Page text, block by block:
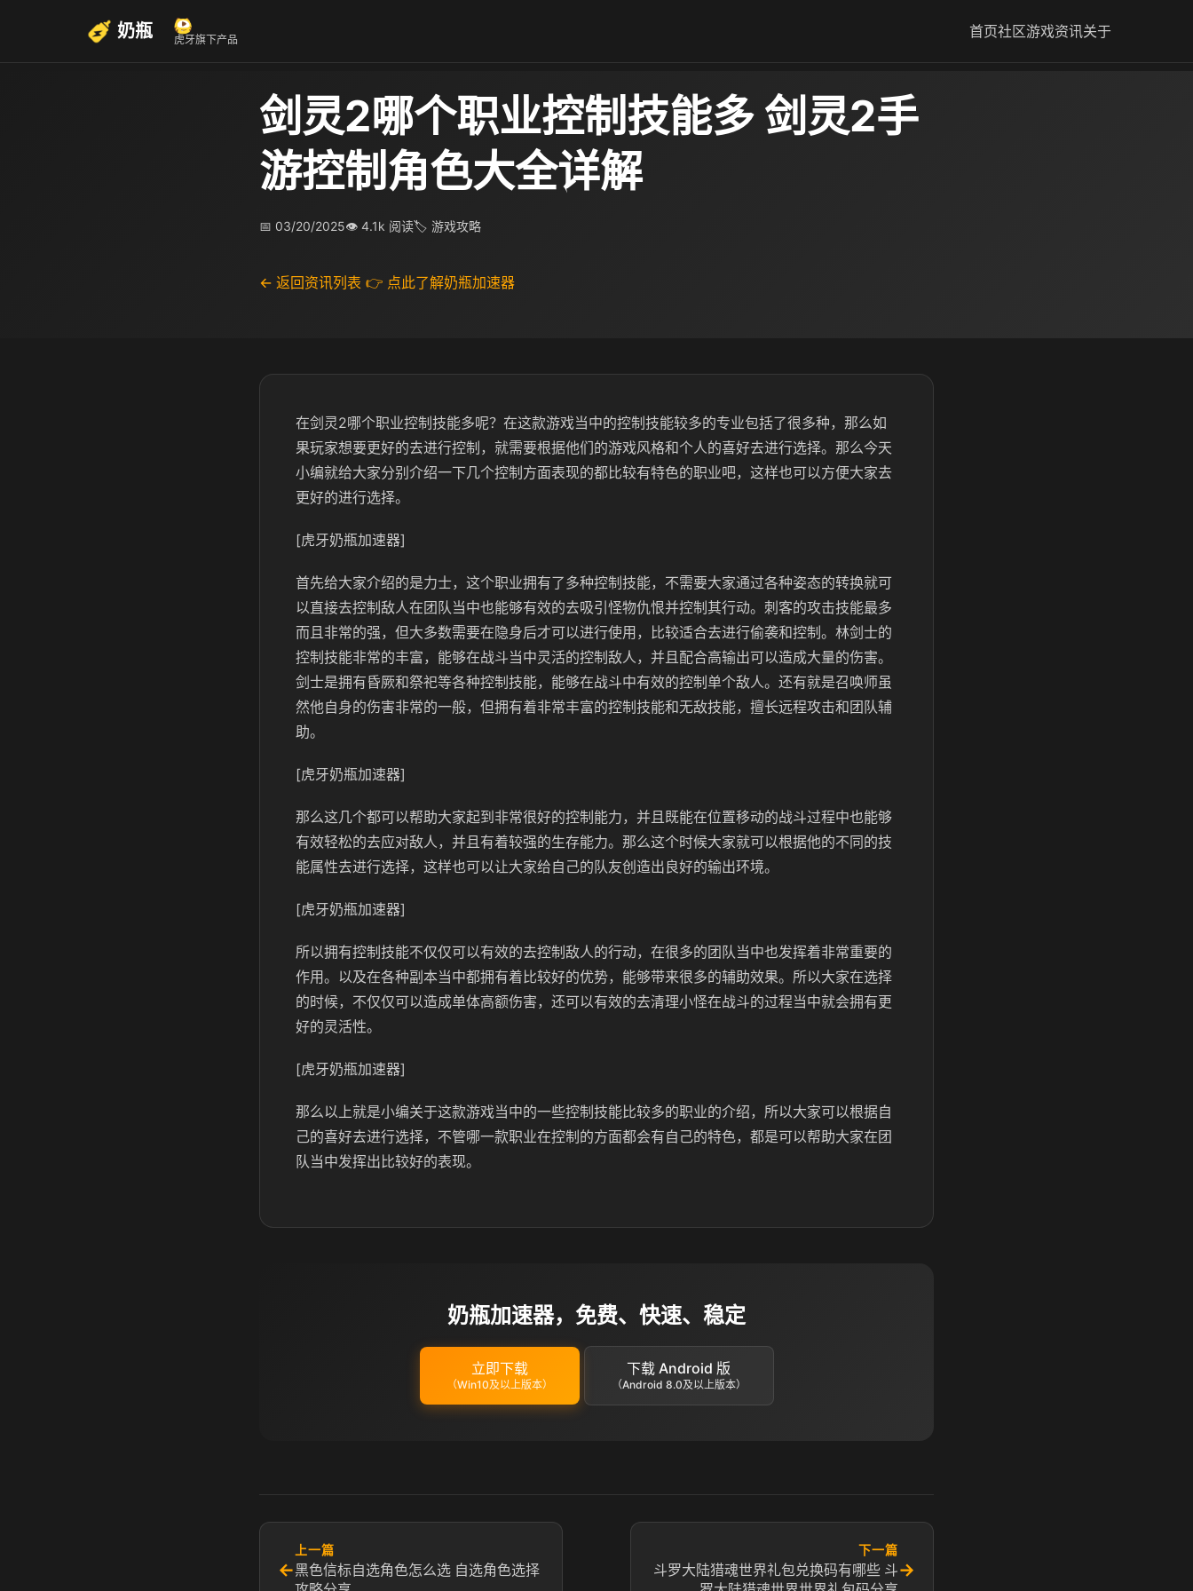
奶瓶 虎牙旗下产品 首页社区游戏资讯关于
剑灵2哪个职业控制技能多 剑灵2手
游控制角色大全详解
📅 03/20/2025👁 4.1k 阅读🏷 游戏攻略
← 返回资讯列表 👉 点此了解奶瓶加速器
在剑灵2哪个职业控制技能多呢？在这款游戏当中的控制技能较多的专业包括了很多种，那么如
果玩家想要更好的去进行控制，就需要根据他们的游戏风格和个人的喜好去进行选择。那么今天
小编就给大家分别介绍一下几个控制方面表现的都比较有特色的职业吧，这样也可以方便大家去
更好的进行选择。
[虎牙奶瓶加速器]
首先给大家介绍的是力士，这个职业拥有了多种控制技能，不需要大家通过各种姿态的转换就可
以直接去控制敌人在团队当中也能够有效的去吸引怪物仇恨并控制其行动。刺客的攻击技能最多
而且非常的强，但大多数需要在隐身后才可以进行使用，比较适合去进行偷袭和控制。林剑士的
控制技能非常的丰富，能够在战斗当中灵活的控制敌人，并且配合高输出可以造成大量的伤害。
剑士是拥有昏厥和祭祀等各种控制技能，能够在战斗中有效的控制单个敌人。还有就是召唤师虽
然他自身的伤害非常的一般，但拥有着非常丰富的控制技能和无敌技能，擅长远程攻击和团队辅
助。
[虎牙奶瓶加速器]
那么这几个都可以帮助大家起到非常很好的控制能力，并且既能在位置移动的战斗过程中也能够
有效轻松的去应对敌人，并且有着较强的生存能力。那么这个时候大家就可以根据他的不同的技
能属性去进行选择，这样也可以让大家给自己的队友创造出良好的输出环境。
[虎牙奶瓶加速器]
所以拥有控制技能不仅仅可以有效的去控制敌人的行动，在很多的团队当中也发挥着非常重要的
作用。以及在各种副本当中都拥有着比较好的优势，能够带来很多的辅助效果。所以大家在选择
的时候，不仅仅可以造成单体高额伤害，还可以有效的去清理小怪在战斗的过程当中就会拥有更
好的灵活性。
[虎牙奶瓶加速器]
那么以上就是小编关于这款游戏当中的一些控制技能比较多的职业的介绍，所以大家可以根据自
己的喜好去进行选择，不管哪一款职业在控制的方面都会有自己的特色，都是可以帮助大家在团
队当中发挥出比较好的表现。
奶瓶加速器，免费、快速、稳定
立即下载
（Win10及以上版本）
下载 Android 版
（Android 8.0及以上版本）
←
上一篇
黑色信标自选角色怎么选 自选角色选择
下一篇
斗罗大陆猎魂世界礼包兑换码有哪些 斗→